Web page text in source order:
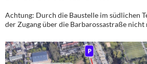
Achtung: Durch die Baustelle im südlichen
der Zugang über die Barbarossastraße